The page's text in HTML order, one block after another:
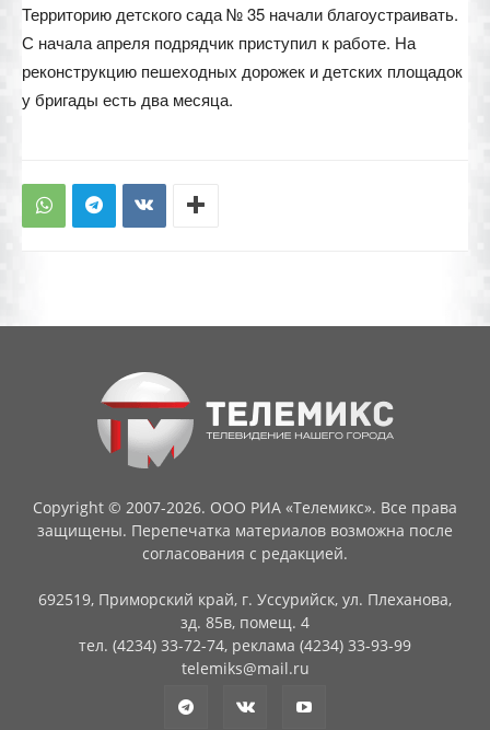
Территорию детского сада № 35 начали благоустраивать.
С начала апреля подрядчик приступил к работе. На
реконструкцию пешеходных дорожек и детских площадок
у бригады есть два месяца.
Copyright © 2007-2026. ООО РИА «Телемикс». Все права
защищены. Перепечатка материалов возможна после
согласования с редакцией.
692519, Приморский край, г. Уссурийск, ул. Плеханова,
зд. 85в, помещ. 4
тел. (4234) 33-72-74, реклама (4234) 33-93-99
telemiks@mail.ru